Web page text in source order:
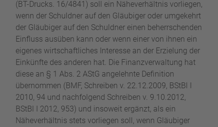
(BT-Drucks. 16/4841) soll ein Näheverhältnis vorliegen,
wenn der Schuldner auf den Gläubiger oder umgekehrt
der Gläubiger auf den Schuldner einen beherrschenden
Einfluss ausüben kann oder wenn einer von ihnen ein
eigenes wirtschaftliches Interesse an der Erzielung der
Einkünfte des anderen hat. Die Finanzverwaltung hat
diese an § 1 Abs. 2 AStG angelehnte Definition
übernommen (BMF, Schreiben v. 22.12.2009, BStBl I
2010, 94 und nachfolgend Schreiben v. 9.10.2012,
BStBl I 2012, 953) und insoweit ergänzt, als ein
Näheverhältnis stets vorliegen soll, wenn Gläubiger